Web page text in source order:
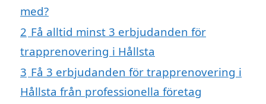
med?
2 Få alltid minst 3 erbjudanden för
trapprenovering i Hållsta
3 Få 3 erbjudanden för trapprenovering i
Hållsta från professionella företag